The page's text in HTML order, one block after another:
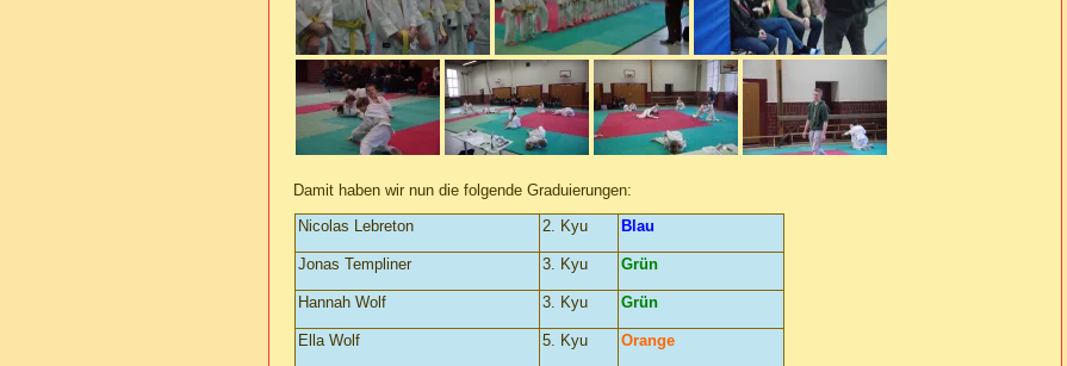
Damit haben wir nun die folgende Graduierungen:
Nicolas Lebreton
2. Kyu Blau
Jonas Templiner 3. Kyu Grün
Hannah Wolf 3. Kyu Grün
Ella Wolf 5. Kyu Orange